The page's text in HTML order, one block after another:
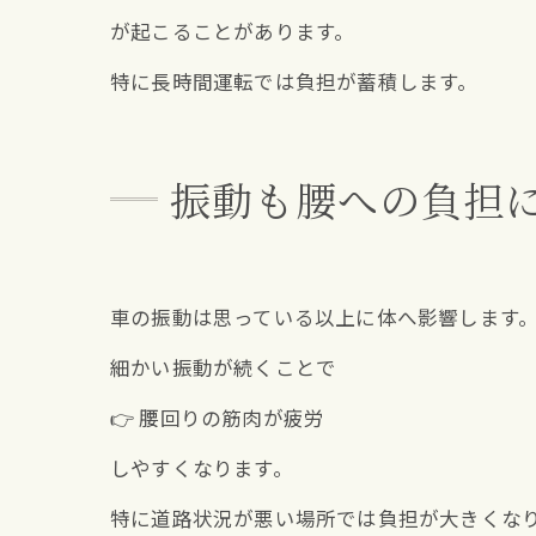
が起こることがあります。
特に長時間運転では負担が蓄積します。
振動も腰への負担
車の振動は思っている以上に体へ影響します。
細かい振動が続くことで
👉 腰回りの筋肉が疲労
しやすくなります。
特に道路状況が悪い場所では負担が大きくなり